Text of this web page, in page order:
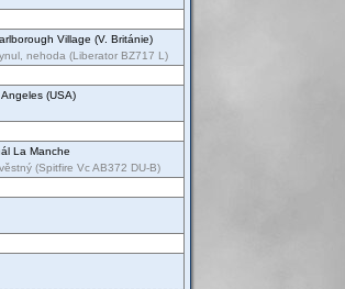
Village (V. Británie)
nehoda (Liberator BZ717 L)
(USA)
La Manche
(Spitfire Vc AB372 DU-B)